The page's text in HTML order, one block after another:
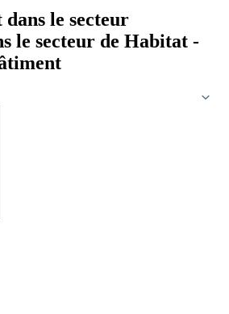
le secteur
le secteur de Habitat -